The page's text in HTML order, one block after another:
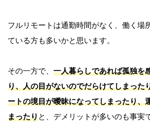
フルリモートは通勤時間がなく、働く場
ている方も多いかと思います。
その一方で、 一人暮らしであれば孤独を
り、人の目がないのでだらけてしまった
ートの境目が曖昧になってしまったり、
まったりと、デメリットが多いのも事実